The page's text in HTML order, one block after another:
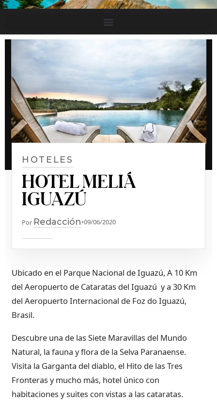
HOTELES
HOTEL MELIÁ
IGUAZÚ
Por Redacción•09/06/2020
Ubicado en el Parque Nacional de Iguazú, A 10 Km
del Aeropuerto de Cataratas del Iguazú y a 30 Km
del Aeropuerto Internacional de Foz do Iguazú,
Brasil.
Descubre una de las Siete Maravillas del Mundo
Natural, la fauna y flora de la Selva Paranaense.
Visita la Garganta del diablo, el Hito de las Tres
Fronteras y mucho más, hotel único con
habitaciones y suites con vistas a las cataratas.